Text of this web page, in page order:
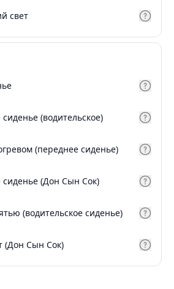
свет
(водительское)
(переднее сиденье)
сиденье (Дон Сын Сок)
(водительское сиденье)
(Дон Сын Сок)